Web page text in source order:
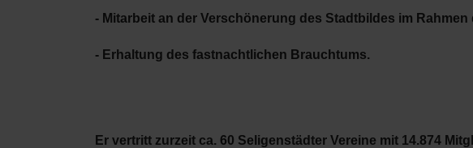
- Mitarbeit an der Verschönerung des Stadtbildes im Rahmen
- Erhaltung des fastnachtlichen Brauchtums.
Er vertritt zurzeit ca. 60 Seligenstädter Vereine mit 14.874